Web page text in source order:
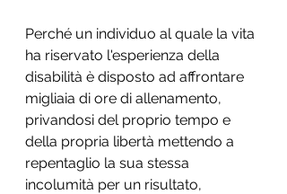
Perché un individuo al quale la vita
ha riservato l'esperienza della
disabilità è disposto ad affrontare
migliaia di ore di allenamento,
privandosi del proprio tempo e
della propria libertà mettendo a
repentaglio la sua stessa
incolumità per un risultato,